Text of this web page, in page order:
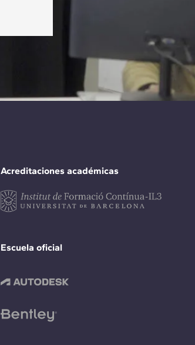
Acreditaciones académicas
Escuela oficial